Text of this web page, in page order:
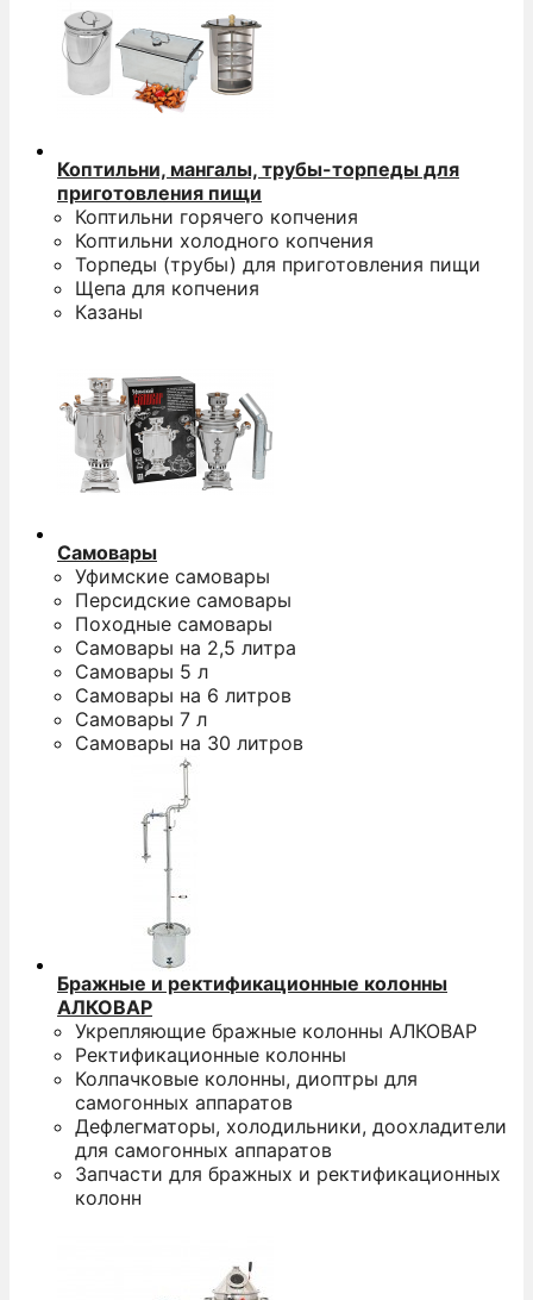
Коптильни, мангалы, трубы-торпеды для
приготовления пищи
Коптильни горячего копчения
Коптильни холодного копчения
Торпеды (трубы) для приготовления пищи
Щепа для копчения
Казаны
Самовары
Уфимские самовары
Персидские самовары
Походные самовары
Самовары на 2,5 литра
Самовары 5 л
Самовары на 6 литров
Самовары 7 л
Самовары на 30 литров
Бражные и ректификационные колонны
АЛКОВАР
Укрепляющие бражные колонны АЛКОВАР
Ректификационные колонны
Колпачковые колонны, диоптры для
самогонных аппаратов
Дефлегматоры, холодильники, доохладители
для самогонных аппаратов
Запчасти для бражных и ректификационных
колонн